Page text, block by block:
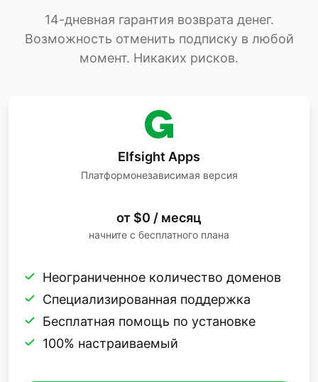
14-дневная гарантия возврата денег.
Возможность отменить подписку в любой
момент. Никаких рисков.
Elfsight Apps
Платформонезависимая версия
от $0 / месяц
начните с бесплатного плана
Неограниченное количество доменов
Специализированная поддержка
Бесплатная помощь по установке
100% настраиваемый